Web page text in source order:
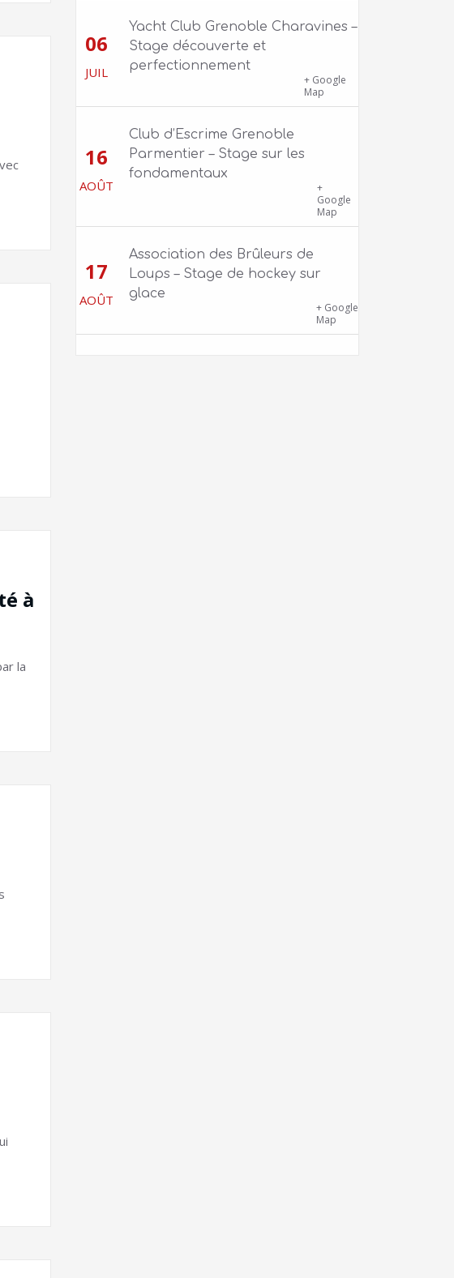
à
la
06
JUIL
Yacht Club Grenoble Charavines –
Stage découverte et
perfectionnement
+ Google
Map
16
AOÛT
Club d’Escrime Grenoble
Parmentier – Stage sur les
fondamentaux
+
Google
Map
17
AOÛT
Association des Brûleurs de
Loups – Stage de hockey sur
glace
+ Google
Map